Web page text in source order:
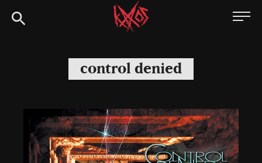
Siirry
suoraan
Kaaoszine
control denied